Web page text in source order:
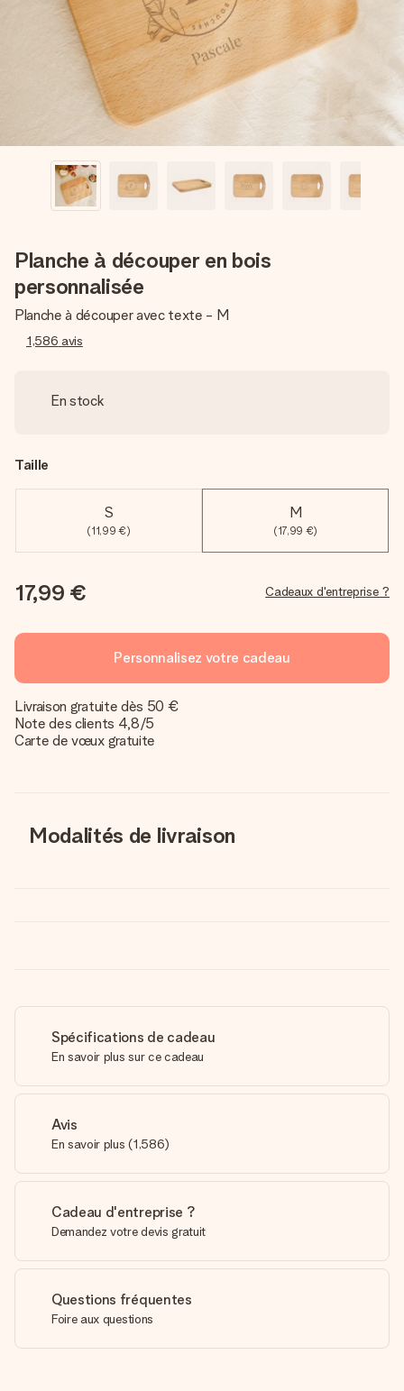
Créez quelque chose d’unique en quelques étapes – avec
son prénom, votre photo ou un message qui touche le cœur.
Sans complications, juste tout l’amour pour le moment idéal.
Planche à découper en bois
personnalisée
Planche à découper avec texte - M
1,586 avis
En stock
Taille
S
(11,99 €)
M
(17,99 €)
17,99 € Cadeaux d'entreprise ?
Personnalisez votre cadeau
Livraison gratuite dès 50 €
Note des clients 4,8/5
Carte de vœux gratuite
Modalités de livraison
Spécifications de cadeau
En savoir plus sur ce cadeau
Avis
En savoir plus (1,586)
Cadeau d'entreprise ?
Demandez votre devis gratuit
Questions fréquentes
Foire aux questions